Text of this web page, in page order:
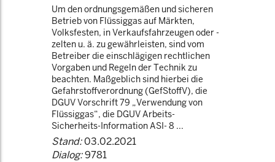
Um den ordnungsgemäßen und sicheren
Betrieb von Flüssiggas auf Märkten,
Volksfesten, in Verkaufsfahrzeugen oder -
zelten u. ä. zu gewährleisten, sind vom
Betreiber die einschlägigen rechtlichen
Vorgaben und Regeln der Technik zu
beachten. Maßgeblich sind hierbei die
Gefahrstoffverordnung (GefStoffV), die
DGUV Vorschrift 79 „Verwendung von
Flüssiggas“, die DGUV Arbeits-
Sicherheits-Information ASI- 8 ...
Stand:03.02.2021
Dialog:9781